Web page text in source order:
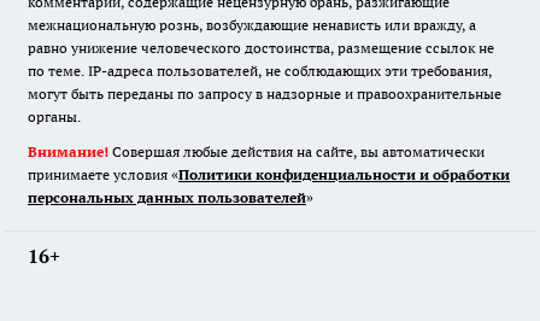
межнациональную рознь, возбуждающие ненависть или вражду, а
равно унижение человеческого достоинства, размещение ссылок не
по теме. IP-адреса пользователей, не соблюдающих эти требования,
могут быть переданы по запросу в надзорные и правоохранительные
органы.
Внимание! Совершая любые действия на сайте, вы автоматически
принимаете условия «Политики конфиденциальности и обработки
персональных данных пользователей»
16+